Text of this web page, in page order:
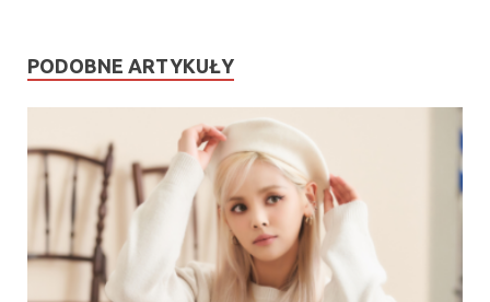
PODOBNE ARTYKUŁY